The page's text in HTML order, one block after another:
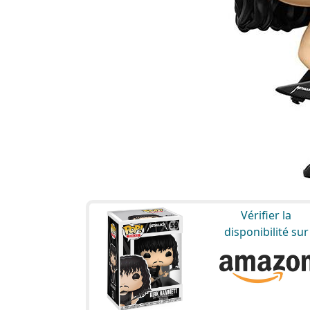
Vérifier la
disponibilité sur